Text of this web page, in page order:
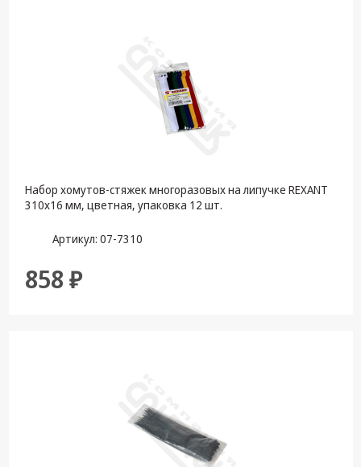
Набор хомутов-стяжек многоразовых на липучке REXANT
310х16 мм, цветная, упаковка 12 шт.
Артикул: 07-7310
858 ₽